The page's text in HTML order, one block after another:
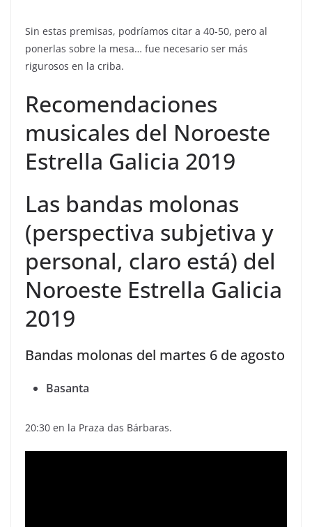
Sin estas premisas, podríamos citar a 40-50, pero al
ponerlas sobre la mesa… fue necesario ser más
rigurosos en la criba.
Recomendaciones
musicales del Noroeste
Estrella Galicia 2019
Las bandas molonas
(perspectiva subjetiva y
personal, claro está) del
Noroeste Estrella Galicia
2019
Bandas molonas del martes 6 de agosto
Basanta
20:30 en la Praza das Bárbaras.